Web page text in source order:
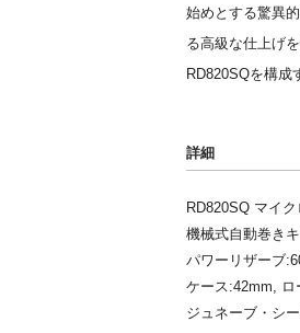
始めとする驚異
る高級な仕上げ
RD820SQを構成
詳細
RD820SQ マイ
機械式自動巻き
パワーリザーブ
ケース:42mm, ロ
ジュネーブ・シ